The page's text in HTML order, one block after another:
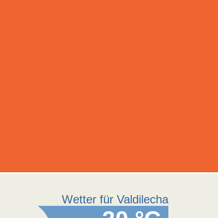
Wetter für Valdilecha